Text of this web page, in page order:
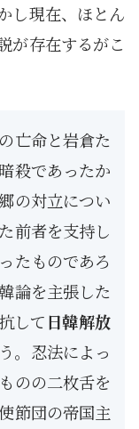
し現在、ほとん
が存在するがこ
亡命と岩倉た
殺であったか
の対立につい
前者を支持し
たものであろ
論を主張した
して日韓解放
。忍法によっ
のの二枚舌を
節団の帝国主